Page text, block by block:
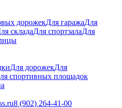
дорожекДля гаражаДля
складаДля спортзалаДля
Для дорожекДля
спортивных площадок
8 (902) 264-41-00